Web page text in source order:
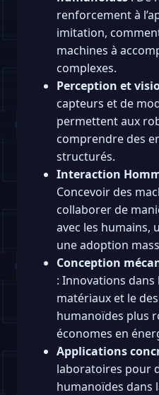
renforcement à
imitation,
machines à
complexes.
Perception et
capteurs et de
permettent aux
comprendre des
structurés.
Interaction
Concevoir des
collaborer de
avec les humains,
une adoption
Conception
: Innovations dans
matériaux et le
humanoïdes plus
économes en
Applications
laboratoires pour
humanoïdes dans